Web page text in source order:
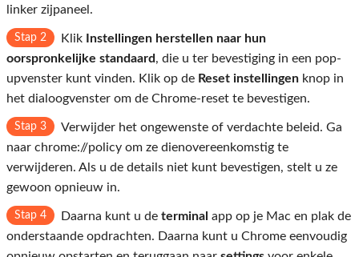
linker zijpaneel.
Stap 2 Klik
Instellingen herstellen naar hun
oorspronkelijke standaard, die u ter bevestiging in een pop-
upvenster kunt vinden. Klik op de Reset instellingen knop in
het dialoogvenster om de Chrome-reset te bevestigen.
Stap 3
Verwijder het ongewenste of verdachte beleid. Ga
naar chrome://policy om ze dienovereenkomstig te
verwijderen. Als u de details niet kunt bevestigen, stelt u ze
gewoon opnieuw in.
Stap 4 Daarna kunt u de terminal app op je Mac en plak de
onderstaande opdrachten. Daarna kunt u Chrome eenvoudig